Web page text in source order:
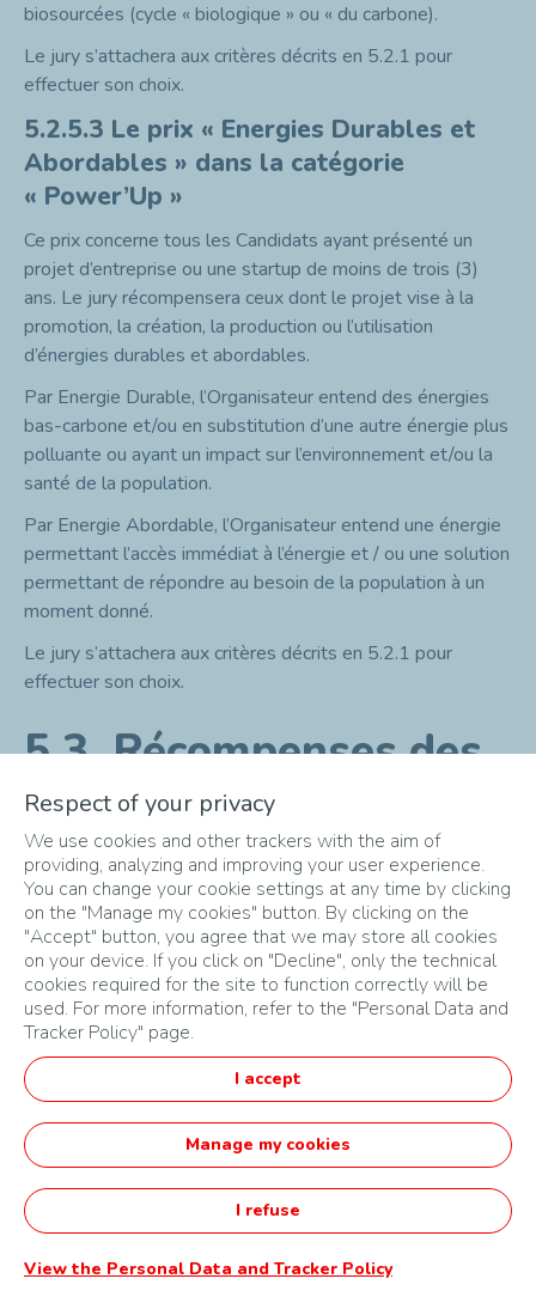
biosourcées (cycle « biologique » ou « du carbone).
Le jury s’attachera aux critères décrits en 5.2.1 pour
effectuer son choix.
5.2.5.3 Le prix « Energies Durables et
Abordables » dans la catégorie
« Power’Up »
Ce prix concerne tous les Candidats ayant présenté un
projet d’entreprise ou une startup de moins de trois (3)
ans. Le jury récompensera ceux dont le projet vise à la
promotion, la création, la production ou l’utilisation
d’énergies durables et abordables.
Par Energie Durable, l’Organisateur entend des énergies
bas-carbone et/ou en substitution d’une autre énergie plus
polluante ou ayant un impact sur l’environnement et/ou la
santé de la population.
Par Energie Abordable, l’Organisateur entend une énergie
permettant l’accès immédiat à l’énergie et / ou une solution
permettant de répondre au besoin de la population à un
moment donné.
Le jury s’attachera aux critères décrits en 5.2.1 pour
effectuer son choix.
5.3. Récompenses des
trois (3) lauréats du
Challenge
5.3.1Dotation financière
5.3.1.1Montant de la dotation
L’Organisateur attribuera les dotations suivantes à chacun
des lauréats :
65 000 000 GNF
Pour le Lauréat du prix « Cycle’Up » : un montant de
65 000 000 GNF
Pour le Lauréat national « Power’Up » : un montant de
65 000 000 GNF
Le cas échéant, pour le Lauréat panafricain « Energies
Respect of your privacy
We use cookies and other trackers with the aim of
providing, analyzing and improving your user experience.
You can change your cookie settings at any time by clicking
on the "Manage my cookies" button. By clicking on the
"Accept" button, you agree that we may store all cookies
on your device. If you click on "Decline", only the technical
cookies required for the site to function correctly will be
used. For more information, refer to the "Personal Data and
Tracker Policy" page.
I accept
Manage my cookies
I refuse
View the Personal Data and Tracker Policy